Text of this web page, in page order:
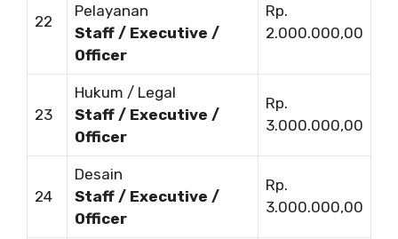
22
Pelayanan
Staff / Executive /
Officer
Rp.
2.000.000,00
23
Hukum / Legal
Staff / Executive /
Officer
Rp.
3.000.000,00
24
Desain
Staff / Executive /
Officer
Rp.
3.000.000,00